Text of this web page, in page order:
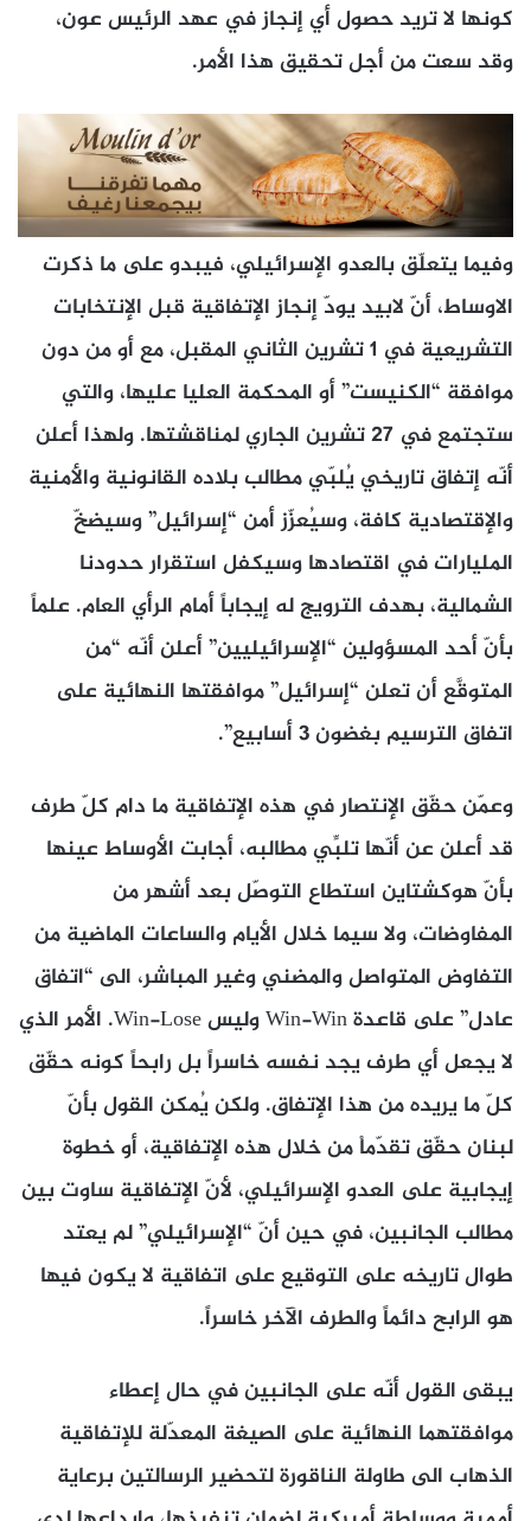
كونها لا تريد حصول أي إنجاز في عهد الرئيس عون،
وقد سعت من أجل تحقيق هذا الأمر.
وفيما يتعلّق بالعدو الإسرائيلي، فيبدو على ما ذكرت
الاوساط، أنّ لابيد يودّ إنجاز الإتفاقية قبل الإنتخابات
التشريعية في 1 تشرين الثاني المقبل، مع أو من دون
موافقة “الكنيست” أو المحكمة العليا عليها، والتي
ستجتمع في 27 تشرين الجاري لمناقشتها. ولهذا أعلن
أنّه إتفاق تاريخي يُلبّي مطالب بلاده القانونية والأمنية
والإقتصادية كافة، وسيُعزّز أمن “إسرائيل” وسيضخّ
المليارات في اقتصادها وسيكفل استقرار حدودنا
الشمالية، بهدف الترويج له إيجاباً أمام الرأي العام. علماً
بأنّ أحد المسؤولين “الإسرائيليين” أعلن أنّه “من
المتوقَّع أن تعلن “إسرائيل” موافقتها النهائية على
اتفاق الترسيم بغضون 3 أسابيع”.
وعمّن حقّق الإنتصار في هذه الإتفاقية ما دام كلّ طرف
قد أعلن عن أنّها تلبِّي مطالبه، أجابت الأوساط عينها
بأنّ هوكشتاين استطاع التوصّل بعد أشهر من
المفاوضات، ولا سيما خلال الأيام والساعات الماضية من
التفاوض المتواصل والمضني وغير المباشر، الى “اتفاق
عادل” على قاعدة Win-Win وليس Win-Lose. الأمر الذي
لا يجعل أي طرف يجد نفسه خاسراً بل رابحاً كونه حقّق
كلّ ما يريده من هذا الإتفاق. ولكن يُمكن القول بأنّ
لبنان حقّق تقدّماْ من خلال هذه الإتفاقية، أو خطوة
إيجابية على العدو الإسرائيلي، لأنّ الإتفاقية ساوت بين
مطالب الجانبين، في حين أنّ “الإسرائيلي” لم يعتد
طوال تاريخه على التوقيع على اتفاقية لا يكون فيها
هو الرابح دائماً والطرف الآخر خاسراً.
يبقى القول أنّه على الجانبين في حال إعطاء
موافقتهما النهائية على الصيغة المعدّلة للإتفاقية
الذهاب الى طاولة الناقورة لتحضير الرسالتين برعاية